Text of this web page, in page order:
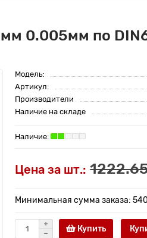
0.005мм по
Модель:
Артикул:
Производители
Наличие на складе
Цена за шт.:
Минимальная сумма заказа:
Купить